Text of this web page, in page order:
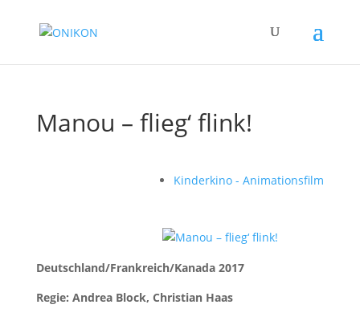
Manou – flieg‘ flink!
Kinderkino - Animationsfilm
Deutschland/Frankreich/Kanada 2017
Regie: Andrea Block, Christian Haas